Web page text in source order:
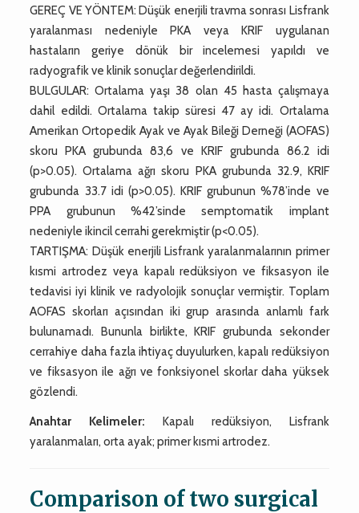
GEREÇ VE YÖNTEM: Düşük enerjili travma sonrası Lisfrank
yaralanması nedeniyle PKA veya KRIF uygulanan
hastaların geriye dönük bir incelemesi yapıldı ve
radyografik ve klinik sonuçlar değerlendirildi.
BULGULAR: Ortalama yaşı 38 olan 45 hasta çalışmaya
dahil edildi. Ortalama takip süresi 47 ay idi. Ortalama
Amerikan Ortopedik Ayak ve Ayak Bileği Derneği (AOFAS)
skoru PKA grubunda 83,6 ve KRIF grubunda 86.2 idi
(p>0.05). Ortalama ağrı skoru PKA grubunda 32.9, KRIF
grubunda 33.7 idi (p>0.05). KRIF grubunun %78’inde ve
PPA grubunun %42’sinde semptomatik implant
nedeniyle ikincil cerrahi gerekmiştir (p<0.05).
TARTIŞMA: Düşük enerjili Lisfrank yaralanmalarının primer
kısmi artrodez veya kapalı redüksiyon ve fiksasyon ile
tedavisi iyi klinik ve radyolojik sonuçlar vermiştir. Toplam
AOFAS skorları açısından iki grup arasında anlamlı fark
bulunamadı. Bununla birlikte, KRIF grubunda sekonder
cerrahiye daha fazla ihtiyaç duyulurken, kapalı redüksiyon
ve fiksasyon ile ağrı ve fonksiyonel skorlar daha yüksek
gözlendi.
Anahtar Kelimeler: Kapalı redüksiyon, Lisfrank
yaralanmaları, orta ayak; primer kısmi artrodez.
Comparison of two surgical